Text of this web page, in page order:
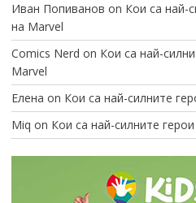
Иван Попиванов on Кои са най-
на Marvel
Comics Nerd on Кои са най-
Marvel
Елена on Кои са най-силните
Miq on Кои са най-силните